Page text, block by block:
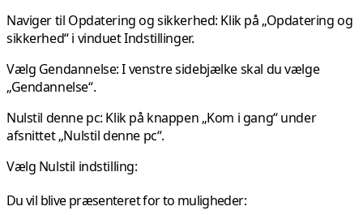
Naviger til Opdatering og sikkerhed: Klik på „Opdatering og
sikkerhed“ i vinduet Indstillinger.
Vælg Gendannelse:I venstre sidebjælke skal du vælge
„Gendannelse“.
Nulstil denne pc: Klik på knappen „Kom i gang“ under
afsnittet „Nulstil denne pc“.
Vælg Nulstil indstilling:
Du vil blive præsenteret for to muligheder: